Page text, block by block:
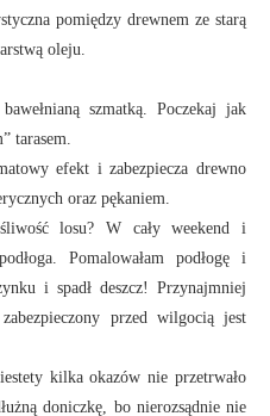
pomiędzy drewnem ze starą
oleju.
szmatką. Poczekaj jak
tarasem.
efekt i zabezpiecza drewno
oraz pękaniem.
losu? W cały weekend i
Pomalowałam podłogę i
i spadł deszcz! Przynajmniej
przed wilgocią jest
kilka okazów nie przetrwało
doniczkę, bo nierozsądnie nie